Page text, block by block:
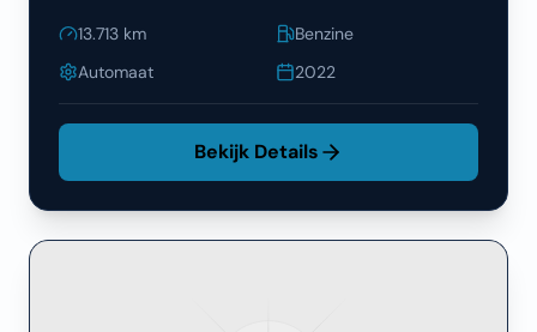
13.713 km
Benzine
Automaat
2022
Bekijk Details